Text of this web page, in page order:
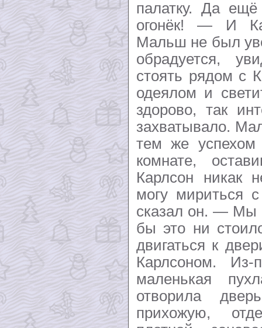
палатку. Да ещё
огонёк! — И
Мальш не был
обрадуется,
стоять рядом с
одеялом и
здорово, так
захватывало.
тем же успехом
комнате,
Карлсон никак
могу мириться
сказал он. — Мы
бы это ни
двигаться к
Карлсоном. Из-
маленькая
отворила
прихожую,